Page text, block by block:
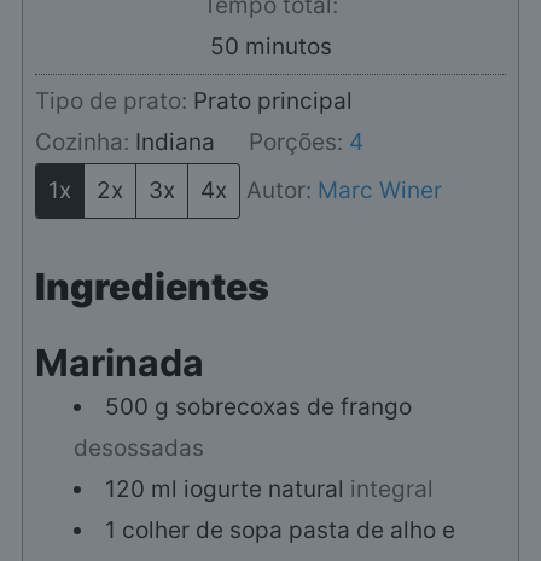
Tempo total:
50minutos
minutos
Tipo de prato: Prato principal
Cozinha: Indiana Porções: 4
1x
2x 3x 4x Autor: Marc Winer
Ingredientes
Marinada
500 g sobrecoxas de frango
desossadas
120 ml iogurte natural integral
1 colher de sopa pasta de alho e